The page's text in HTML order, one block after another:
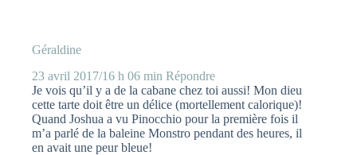
Géraldine
23 avril 2017/16 h 06 min Répondre
Je vois qu’il y a de la cabane chez toi aussi! Mon dieu
cette tarte doit être un délice (mortellement calorique)!
Quand Joshua a vu Pinocchio pour la première fois il
m’a parlé de la baleine Monstro pendant des heures, il
en avait une peur bleue!